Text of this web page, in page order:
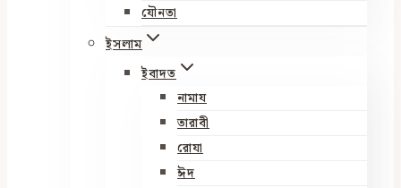
যৌনতা
ইসলাম
ইবাদত
নামায
তারাবী
রোযা
ঈদ